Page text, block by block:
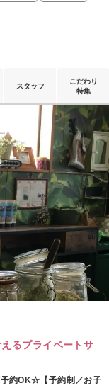
スタッフ
こだわり
特集
るプライベートサ
約OK☆【予約制／お子